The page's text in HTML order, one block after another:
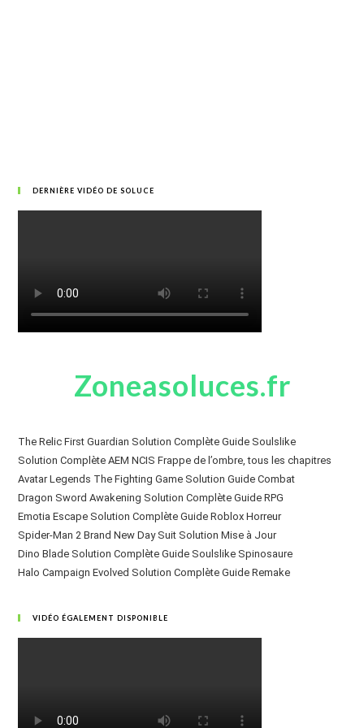
DERNIÈRE VIDÉO DE SOLUCE
Zoneasoluces.fr
The Relic First Guardian Solution Complète Guide Soulslike
Solution Complète AEM NCIS Frappe de l’ombre, tous les chapitres
Avatar Legends The Fighting Game Solution Guide Combat
Dragon Sword Awakening Solution Complète Guide RPG
Emotia Escape Solution Complète Guide Roblox Horreur
Spider-Man 2 Brand New Day Suit Solution Mise à Jour
Dino Blade Solution Complète Guide Soulslike Spinosaure
Halo Campaign Evolved Solution Complète Guide Remake
VIDÉO ÉGALEMENT DISPONIBLE